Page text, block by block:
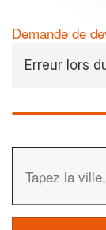
Demande de
Erreur lors